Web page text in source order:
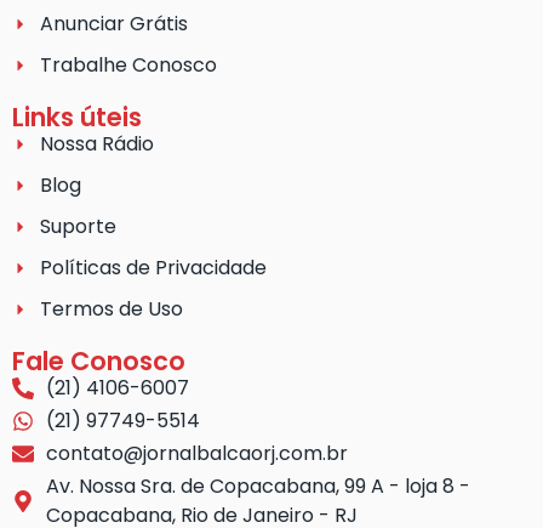
Anunciar Grátis
Trabalhe Conosco
Links úteis
Nossa Rádio
Blog
Suporte
Políticas de Privacidade
Termos de Uso
Fale Conosco
(21) 4106-6007
(21) 97749-5514
contato@jornalbalcaorj.com.br
Av. Nossa Sra. de Copacabana, 99 A - loja 8 -
Copacabana, Rio de Janeiro - RJ